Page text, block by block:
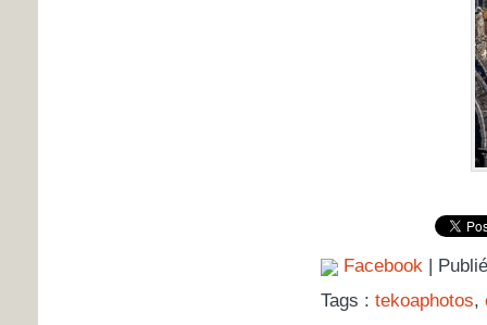
Facebook|
Tags : tekoaphotos,